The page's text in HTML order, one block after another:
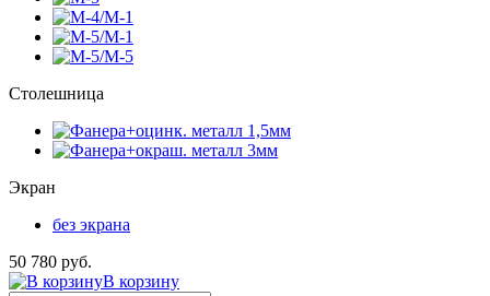
Столешница
Экран
без экрана
50 780 руб.
В корзину